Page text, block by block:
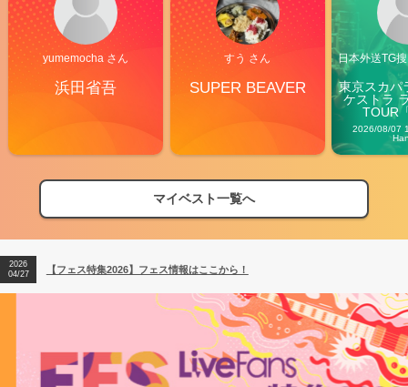
yumemocha さん
浜田省吾
すう さん
SUPER BEAVER
日本外送TG
東京スカパ
ケストラ
TOUR
2026/08/07
マイベスト一覧へ
【フェス特集2026】フェス情報はここから！
【ライブ動員ランキング】2026年上半期編発表！
2026
04/27
【フェス特集2026】フェス情報はここから！
2026
【ライブ動員ランキング】2026年上半期編発表！